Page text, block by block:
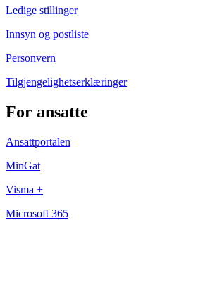
Ledige stillinger
Innsyn og postliste
Personvern
Tilgjengelighetserklæringer
For ansatte
Ansattportalen
MinGat
Visma +
Microsoft 365